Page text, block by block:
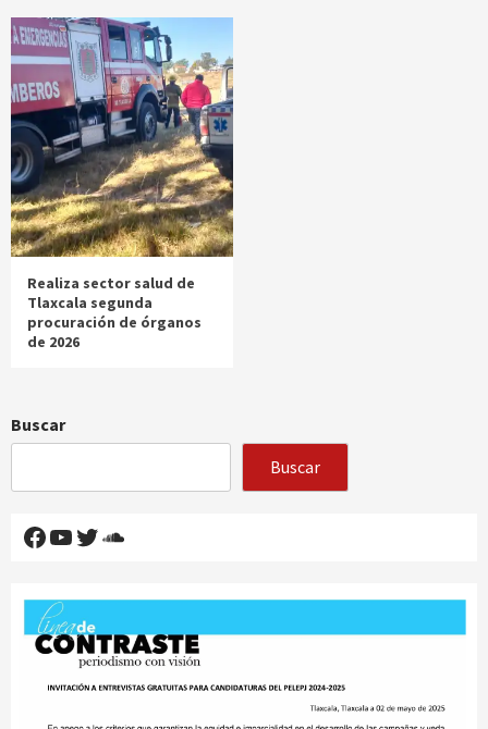
Realiza sector salud de
Tlaxcala segunda
procuración de órganos
de 2026
Buscar
Buscar
Facebook
YouTube
Twitter
SoundCloud